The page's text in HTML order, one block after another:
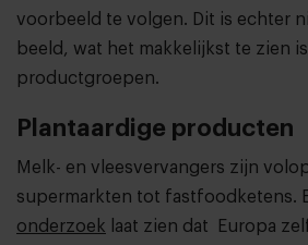
voorbeeld te volgen. Dit is echter
beeld, wat het makkelijkst te zien is
productgroepen.
Plantaardige producten
Melk- en vleesvervangers zijn
supermarkten tot fastfoodketens.
onderzoek laat zien dat Europa